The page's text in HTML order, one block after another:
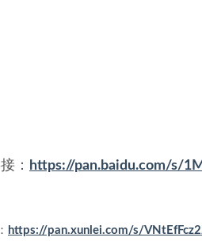
：
https://pan.baidu.com/s/
https://pan.xunlei.com/s/